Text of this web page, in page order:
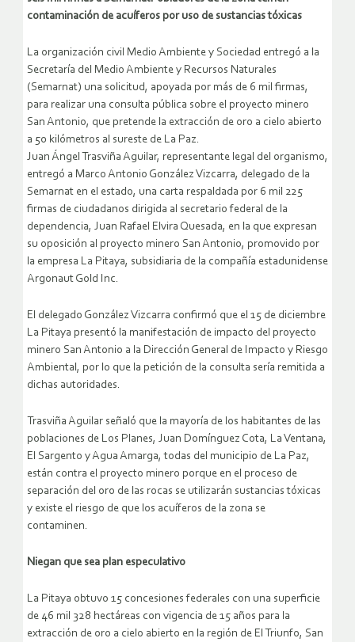
contaminación de acuíferos por uso de sustancias tóxicas
La organización civil Medio Ambiente y Sociedad entregó a la
Secretaría del Medio Ambiente y Recursos Naturales
(Semarnat) una solicitud, apoyada por más de 6 mil firmas,
para realizar una consulta pública sobre el proyecto minero
San Antonio, que pretende la extracción de oro a cielo abierto
a 50 kilómetros al sureste de La Paz.
Juan Ángel Trasviña Aguilar, representante legal del organismo,
entregó a Marco Antonio González Vizcarra, delegado de la
Semarnat en el estado, una carta respaldada por 6 mil 225
firmas de ciudadanos dirigida al secretario federal de la
dependencia, Juan Rafael Elvira Quesada, en la que expresan
su oposición al proyecto minero San Antonio, promovido por
la empresa La Pitaya, subsidiaria de la compañía estadunidense
Argonaut Gold Inc.
El delegado González Vizcarra confirmó que el 15 de diciembre
La Pitaya presentó la manifestación de impacto del proyecto
minero San Antonio a la Dirección General de Impacto y Riesgo
Ambiental, por lo que la petición de la consulta sería remitida a
dichas autoridades.
Trasviña Aguilar señaló que la mayoría de los habitantes de las
poblaciones de Los Planes, Juan Domínguez Cota, La Ventana,
El Sargento y Agua Amarga, todas del municipio de La Paz,
están contra el proyecto minero porque en el proceso de
separación del oro de las rocas se utilizarán sustancias tóxicas
y existe el riesgo de que los acuíferos de la zona se
contaminen.
Niegan que sea plan especulativo
La Pitaya obtuvo 15 concesiones federales con una superficie
de 46 mil 328 hectáreas con vigencia de 15 años para la
extracción de oro a cielo abierto en la región de El Triunfo, San